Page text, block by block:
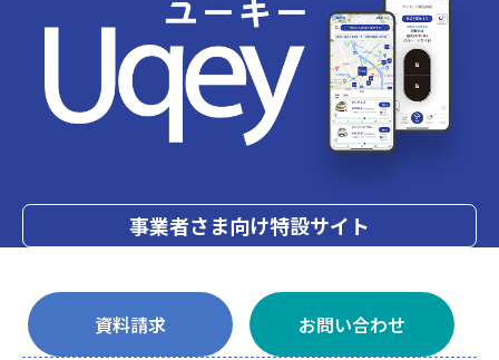
事業者さま向け特設サイト
資料請求 お問い合わせ